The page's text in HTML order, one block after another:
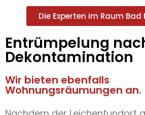
Die Experten im Raum Bad
Entrümpelung
Dekontamination
Wir bieten ebenfalls
Wohnungsräumungen an.